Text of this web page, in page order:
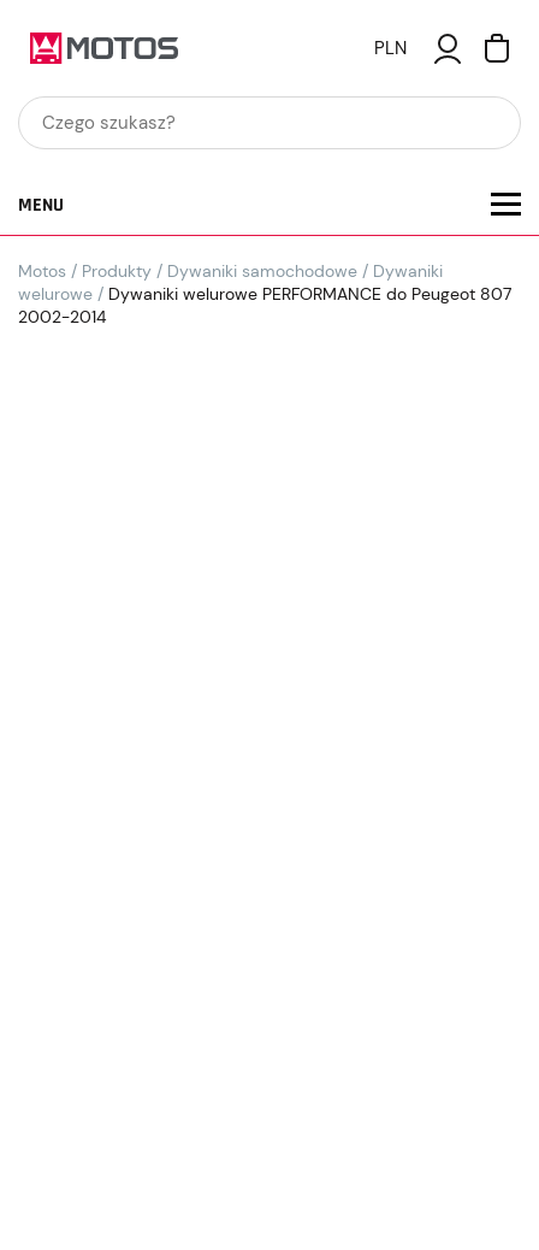
PLN
MENU
Motos / Produkty / Dywaniki samochodowe / Dywaniki
welurowe / Dywaniki welurowe PERFORMANCE do Peugeot 807
2002-2014